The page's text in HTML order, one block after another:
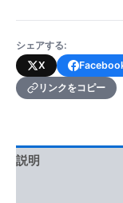
放
題・
高
速
上
限
シェアする:
X
リンクをコピー
説明